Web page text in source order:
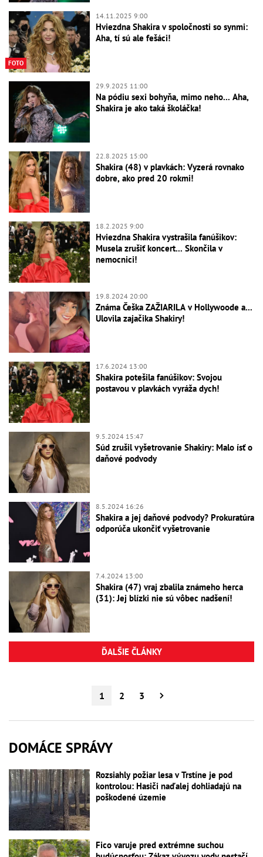
FOTO
14.11.2025 9:00
Hviezdna Shakira v spoločnosti so synmi:
Aha, tí sú ale fešáci!
29.9.2025 11:00
Na pódiu sexi bohyňa, mimo neho... Aha,
Shakira je ako taká školáčka!
22.8.2025 15:00
Shakira (48) v plavkách: Vyzerá rovnako
dobre, ako pred 20 rokmi!
18.2.2025 9:00
Hviezdna Shakira vystrašila fanúšikov:
Musela zrušiť koncert... Skončila v
nemocnici!
19.8.2024 20:00
Známa Češka ZAŽIARILA v Hollywoode a...
Ulovila zajačika Shakiry!
17.6.2024 13:00
Shakira potešila fanúšikov: Svojou
postavou v plavkách vyráža dych!
9.5.2024 15:47
Súd zrušil vyšetrovanie Shakiry: Malo ísť o
daňové podvody
8.5.2024 16:26
Shakira a jej daňové podvody? Prokuratúra
odporúča ukončiť vyšetrovanie
7.4.2024 13:00
Shakira (47) vraj zbalila známeho herca
(31): Jej blízki nie sú vôbec nadšení!
ĎALŠIE ČLÁNKY
1 2 3
DOMÁCE SPRÁVY
Rozsiahly požiar lesa v Trstíne je pod
kontrolou: Hasiči naďalej dohliadajú na
poškodené územie
Fico varuje pred extrémne suchou